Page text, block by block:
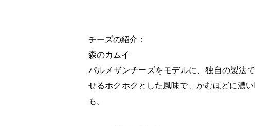
チーズの紹介：
森のカムイ
パルメザンチーズをモデルに、独自の製法
せるホクホクとした風味で、かむほどに濃
も。